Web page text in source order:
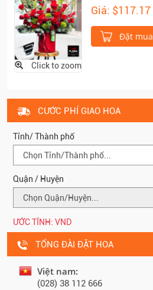
Click to zoom
Giá: $117.17
Đặt mua
CƯỚC PHÍ GIAO HOA
Tỉnh/ Thành phố
Quận / Huyện
ƯỚC TÍNH: VND
TỔNG ĐÀI ĐẶT HOA
Việt nam:
(028) 38 112 666